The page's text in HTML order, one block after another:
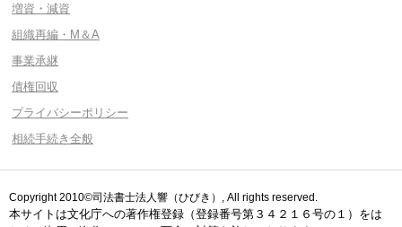
増資・減資
組織再編・M＆A
事業承継
債権回収
プライバシーポリシー
相続手続き全般
Copyright 2010©司法書士法人響（ひびき）, All rights reserved.
本サイトは文化庁への著作権登録（登録番号第３４２１６号の１）をは